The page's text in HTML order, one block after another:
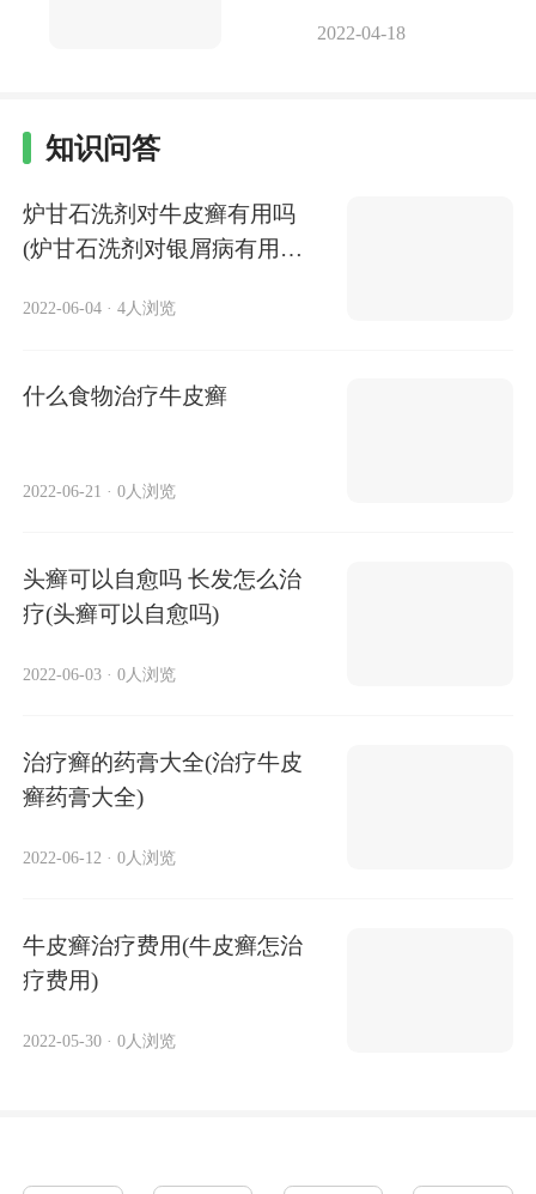
2022-04-18
知识问答
炉甘石洗剂对牛皮癣有用吗
(炉甘石洗剂对银屑病有用
2022-06-04 · 4人浏览
什么食物治疗牛皮癣
2022-06-21 · 0人浏览
头癣可以自愈吗 长发怎么治
疗(头癣可以自愈吗)
2022-06-03 · 0人浏览
治疗癣的药膏大全(治疗牛皮
癣药膏大全)
2022-06-12 · 0人浏览
牛皮癣治疗费用(牛皮癣怎治
疗费用)
2022-05-30 · 0人浏览